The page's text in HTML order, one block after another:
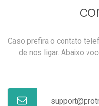
Caso prefira o contato
de nos ligar. Abaixo